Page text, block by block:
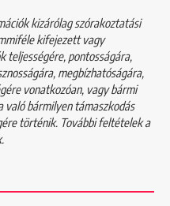
kizárólag szórakoztatási
kifejezett vagy
teljességére, pontosságára,
megbízhatóságára,
vonatkozóan, vagy bármi
való bármilyen támaszkodás
történik. További feltételek a